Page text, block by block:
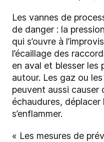
Les vannes de
de danger : la
qui s’ouvre à
l’écaillage des
en aval et blesser les
autour. Les gaz ou
peuvent aussi causer
échaudures, déplacer
s’enflammer.
« Les mesures de